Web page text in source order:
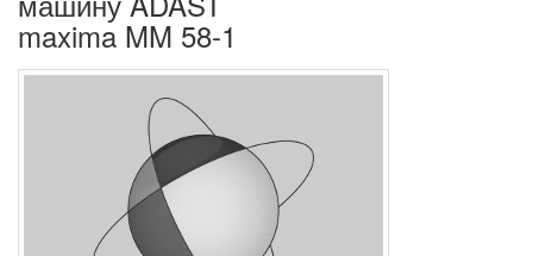
maxima MM 58-1